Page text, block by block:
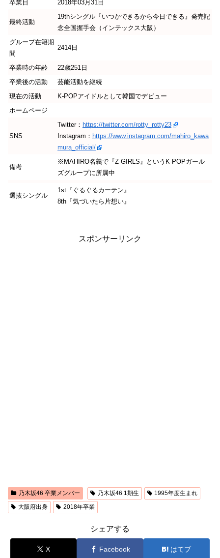
卒業日
2018年03月31日
最終活動
19thシングル『いつかできるから今日できる』発売記
念全国握手会（インテックス大阪）
グループ在籍期
間
2414日
卒業時の年齢
22歳251日
卒業後の活動
芸能活動を継続
現在の活動
K-POPアイドルとして韓国でデビュー
ホームページ
SNS
Twitter： https://twitter.com/rotty_rotty23
Instagram： https://www.instagram.com/mahiro_kawa
mura_official/
備考
※MAHIRO名義で『Z-GIRLS』というK-POPガール
ズグループに所属中
選抜シングル
1st『ぐるぐるカーテン』
8th『気づいたら片想い』
スポンサーリンク
乃木坂46 卒業メンバー 乃木坂46 1期生
1995年度生まれ
大阪府出身
2018年卒業
シェアする
X Facebook はてブ